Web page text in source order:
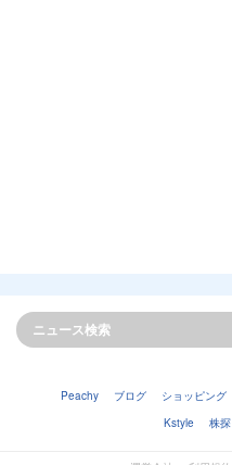
Peachy ブログ ショッピング
Kstyle
株探